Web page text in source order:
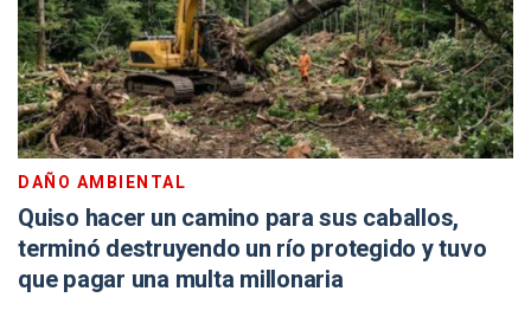
DAÑO AMBIENTAL
Quiso hacer un camino para sus caballos,
terminó destruyendo un río protegido y tuvo
que pagar una multa millonaria